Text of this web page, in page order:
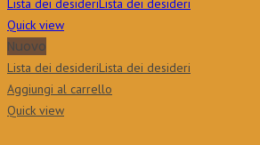
era:
Lista dei desideriLista dei desideri
Quick view
Nuovo
Lista dei desideriLista dei desideri
Aggiungi al carrello
Quick view